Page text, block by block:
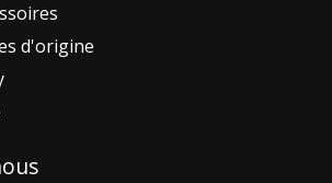
d'origine